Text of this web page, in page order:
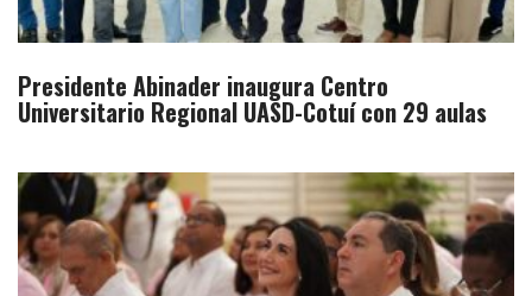
Presidente Abinader inaugura Centro
Universitario Regional UASD-Cotuí con 29 aulas